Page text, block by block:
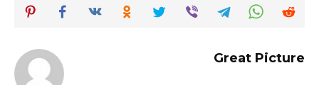
Great Picture